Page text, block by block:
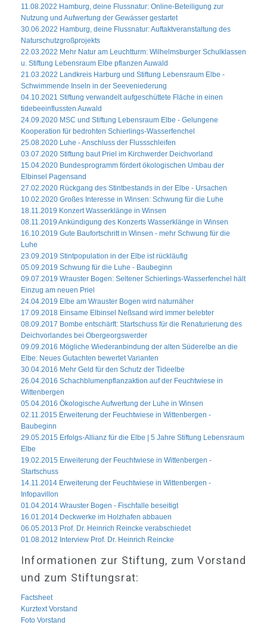
11.08.2022 Hamburg, deine Flussnatur: Online-Beteiligung zur
Nutzung und Aufwertung der Gewässer gestartet
30.06.2022 Hamburg, deine Flussnatur: Auftaktveranstaltung des
Naturschutzgroßprojekts
22.03.2022 Mehr Natur am Leuchtturm: Wilhelmsburger Schulklassen
u. Stiftung Lebensraum Elbe pflanzen Auwald
21.03.2022 Landkreis Harburg und Stiftung Lebensraum Elbe -
Schwimmende Inseln in der Seeveniederung
04.10.2021 Stiftung verwandelt aufgeschüttete Fläche in einen
tidebeeinflussten Auwald
24.09.2020 MSC und Stiftung Lebensraum Elbe - Gelungene
Kooperation für bedrohten Schierlings-Wasserfenchel
25.08.2020 Luhe - Anschluss der Flussschleifen
03.07.2020 Stiftung baut Priel im Kirchwerder Deichvorland
15.04.2020 Bundesprogramm fördert ökologischen Umbau der
Elbinsel Pagensand
27.02.2020 Rückgang des Stintbestands in der Elbe - Ursachen
10.02.2020 Großes Interesse in Winsen: Schwung für die Luhe
18.11.2019 Konzert Wasserklänge in Winsen
08.11.2019 Ankündigung des Konzerts Wasserklänge in Winsen
16.10.2019 Gute Baufortschritt in Winsen - mehr Schwung für die
Luhe
23.09.2019 Stintpopulation in der Elbe ist rückläufig
05.09.2019 Schwung für die Luhe - Baubeginn
09.07.2019 Wrauster Bogen: Seltener Schierlings-Wasserfenchel hält
Einzug am neuen Priel
24.04.2019 Elbe am Wrauster Bogen wird naturnäher
17.09.2018 Einsame Elbinsel Neßsand wird immer belebter
08.09.2017 Bombe entschärft: Startschuss für die Renaturierung des
Deichvorlandes bei Obergeorgswerder
09.09.2016 Mögliche Wiederanbindung der alten Süderelbe an die
Elbe: Neues Gutachten bewertet Varianten
30.04.2016 Mehr Geld für den Schutz der Tideelbe
26.04.2016 Schachblumenpflanzaktion auf der Feuchtwiese in
Wittenbergen
05.04.2016 Ökologische Aufwertung der Luhe in Winsen
02.11.2015 Erweiterung der Feuchtwiese in Wittenbergen -
Baubeginn
29.05.2015 Erfolgs-Allianz für die Elbe | 5 Jahre Stiftung Lebensraum
Elbe
19.02.2015 Erweiterung der Feuchtwiese in Wittenbergen -
Startschuss
14.11.2014 Erweiterung der Feuchtwiese in Wittenbergen -
Infopavillon
01.04.2014 Wrauster Bogen - Fischfalle beseitigt
16.01.2014 Deckwerke im Holzhafen abbauen
06.05.2013 Prof. Dr. Heinrich Reincke verabschiedet
01.08.2012 Interview Prof. Dr. Heinrich Reincke
Informationen zur Stiftung, zum Vorstand
und zum Stiftungsrat:
Factsheet
Kurztext Vorstand
Foto Vorstand